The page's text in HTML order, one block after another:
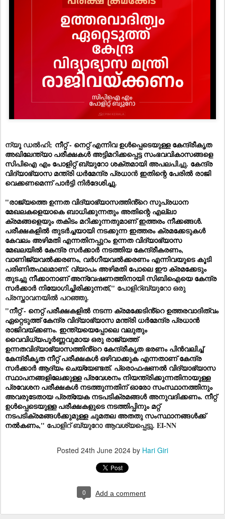
ന്യൂ ഡൽഹി; നീറ്റ് - നെറ്റ് എന്നിവ ഉൾപ്പെടെയുള്ള കേന്ദ്രീകൃത
അഖിലേന്ത്യാ പരീക്ഷകൾ അട്ടിമറിക്കപ്പെട്ട സംഭവവികാസങ്ങളെ
സിപിഐ എം പോളിറ്റ് ബ്യുറോ ശക്തമായി അപലപിച്ചു. കേന്ദ്ര
വിദ്യാഭ്യാസ മന്ത്രി ധർമേന്ദ്ര പ്രധാൻ ഇതിന്റെ പേരിൽ രാജി
വെക്കണമെന്ന് പാർട്ടി നിർദേശിച്ചു.
"രാജ്യത്തെ ഉന്നത വിദ്യാഭ്യാസത്തിൻ്റെ സുപ്രധാന
മേഖലകളെയാകെ ബാധിക്കുന്നതും അതിന്റെ എല്ലാ
ക്രമങ്ങളെയും തകിടം മറിക്കുന്നതുമാണ് ഇത്തരം നീക്കങ്ങൾ.
പരീക്ഷകളിൽ തുടർച്ചയായി നടക്കുന്ന ഇത്തരം ക്രമക്കേടുകൾ
കേവലം അഴിമതി എന്നതിനപ്പുറം ഉന്നത വിദ്യാഭ്യാസ
മേഖലയിൽ കേന്ദ്ര സർക്കാർ നടത്തിയ കേന്ദ്രീകരണം,
വാണിജ്യവൽക്കരണം, വർഗീയവൽക്കരണം എന്നിവയുടെ കൂടി
പരിണിതഫലമാണ്. വ്യാപം അഴിമതി പോലെ ഈ ക്രമക്കേടും
തുടച്ചു നീക്കാനാണ് അന്വേഷണത്തിനായി സിബിഐയെ കേന്ദ്ര
സർക്കാർ നിയോഗിച്ചിരിക്കുന്നത്," പോളിറ്ബ്യുറോ ഒരു
പ്രസ്താവനയിൽ പറഞ്ഞു.
"നീറ്റ് - നെറ്റ് പരീക്ഷകളിൽ നടന്ന ക്രമക്കേടിൻ്റെ ഉത്തരവാ​ദിത്വം
ഏറ്റെടുത്ത് കേന്ദ്ര വിദ്യാഭ്യാസ മന്ത്രി ധർമേന്ദ്ര പ്രധാൻ
രാജിവയ്ക്കണം. ഇന്ത്യയെപ്പോലെ വലുതും
വൈവിധ്യപൂർണ്ണവുമായ ഒരു രാജ്യത്ത്
ഉന്നതവിദ്യാഭ്യാസത്തിൻ്റെ കേന്ദ്രീകൃത ഭരണം പിൻവലിച്ച്
കേന്ദ്രീകൃത നീറ്റ് പരീക്ഷകൾ ഒഴിവാക്കുക എന്നതാണ് കേന്ദ്ര
സർക്കാർ ആദ്യം ചെയ്യേണ്ടത്. പ്രൊഫഷണൽ വിദ്യാഭ്യാസ
സ്ഥാപനങ്ങളിലേക്കുള്ള പ്രവേശനം നിയന്ത്രിക്കുന്നതിനായുള്ള
പ്രവേശന പരീക്ഷകൾ നടത്തുന്നതിന് ഓരോ സംസ്ഥാനത്തിനും
അവരുടേതായ പ്രത്യേക നടപടിക്രമങ്ങൾ അനുവദിക്കണം. നീറ്റ്
ഉൾപ്പെടെയുള്ള പരീക്ഷകളുടെ നടത്തിപ്പിനും മറ്റ്
നടപടിക്രമങ്ങൾക്കുമുള്ള ചുമതല അതതു സംസ്ഥാനങ്ങൾക്ക്
നൽകണം," പോളിറ് ബ്യുറോ ആവശ്യപ്പെട്ടു. EI-NN
Posted 24th June 2024 by Hari Giri
0 Add a comment